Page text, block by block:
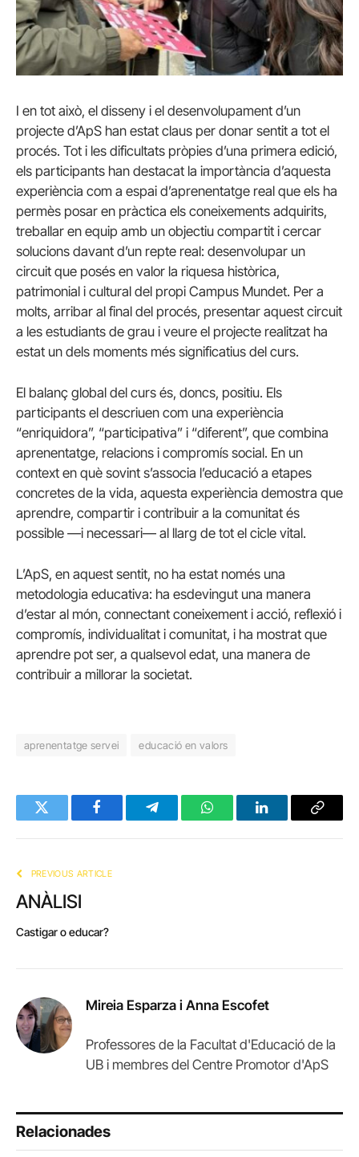
I en tot això, el disseny i el desenvolupament d’un
projecte d’ApS han estat claus per donar sentit a tot el
procés. Tot i les dificultats pròpies d’una primera edició,
els participants han destacat la importància d’aquesta
experiència com a espai d’aprenentatge real que els ha
permès posar en pràctica els coneixements adquirits,
treballar en equip amb un objectiu compartit i cercar
solucions davant d’un repte real: desenvolupar un
circuit que posés en valor la riquesa històrica,
patrimonial i cultural del propi Campus Mundet. Per a
molts, arribar al final del procés, presentar aquest circuit
a les estudiants de grau i veure el projecte realitzat ha
estat un dels moments més significatius del curs.
El balanç global del curs és, doncs, positiu. Els
participants el descriuen com una experiència
“enriquidora”, “participativa” i “diferent”, que combina
aprenentatge, relacions i compromís social. En un
context en què sovint s’associa l’educació a etapes
concretes de la vida, aquesta experiència demostra que
aprendre, compartir i contribuir a la comunitat és
possible —i necessari— al llarg de tot el cicle vital.
L’ApS, en aquest sentit, no ha estat només una
metodologia educativa: ha esdevingut una manera
d’estar al món, connectant coneixement i acció, reflexió i
compromís, individualitat i comunitat, i ha mostrat que
aprendre pot ser, a qualsevol edat, una manera de
contribuir a millorar la societat.
aprenentatge servei educació en valors
Twitter FacebookTelegramWhatsAppLinkedInCopy
PREVIOUS ARTICLE
ANÀLISI
Castigar o educar?
Mireia Esparza i Anna Escofet
Professores de la Facultat d'Educació de la
UB i membres del Centre Promotor d'ApS
Relacionades